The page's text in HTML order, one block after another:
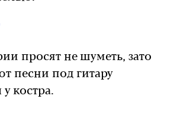
просят не шуметь, зато
песни под гитару
костра.